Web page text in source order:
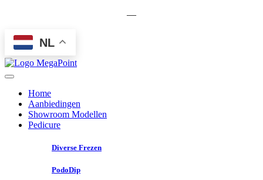
—
NL
Home
Aanbiedingen
Showroom Modellen
Pedicure
Diverse Frezen
PodoDip